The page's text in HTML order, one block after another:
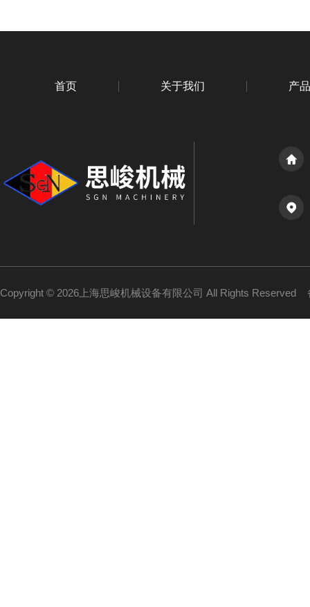
首页 关于我们 产
Copyright © 2026上海思峻机械设备有限公司 All Rights Reserved